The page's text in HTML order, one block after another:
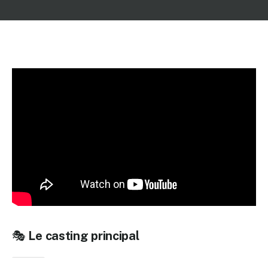
🎭 Le casting principal